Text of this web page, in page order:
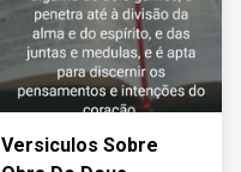
Versiculos Sobre